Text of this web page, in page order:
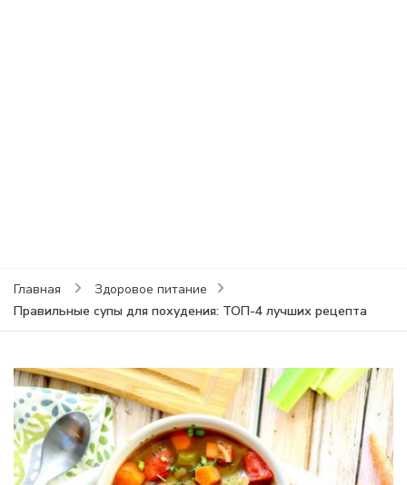
Главная
Здоровое питание
Правильные супы для похудения: ТОП-4 лучших рецепта